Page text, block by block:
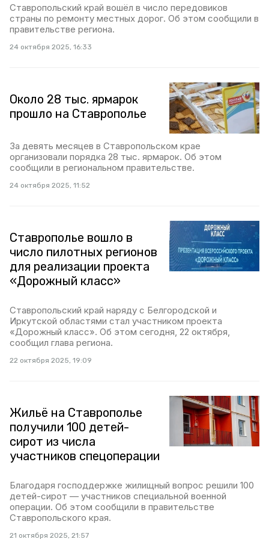
Ставропольский край вошёл в число передовиков
страны по ремонту местных дорог. Об этом сообщили в
правительстве региона.
24 октября 2025, 16:33
Около 28 тыс. ярмарок
прошло на Ставрополье
За девять месяцев в Ставропольском крае
организовали порядка 28 тыс. ярмарок. Об этом
сообщили в региональном правительстве.
24 октября 2025, 11:52
Ставрополье вошло в
число пилотных регионов
для реализации проекта
«Дорожный класс»
Ставропольский край наряду с Белгородской и
Иркутской областями стал участником проекта
«Дорожный класс». Об этом сегодня, 22 октября,
сообщил глава региона.
22 октября 2025, 19:09
Жильё на Ставрополье
получили 100 детей-
сирот из числа
участников спецоперации
Благодаря господдержке жилищный вопрос решили 100
детей-сирот — участников специальной военной
операции. Об этом сообщили в правительстве
Ставропольского края.
21 октября 2025, 21:57